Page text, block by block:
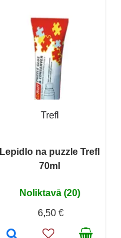
Trefl
Lepidlo na puzzle Trefl
70ml
Noliktavā (20)
6,50 €